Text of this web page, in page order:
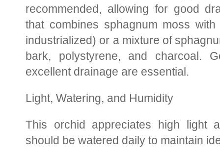
recommended, allowing for good
that combines sphagnum moss
industrialized) or a mixture of
bark, polystyrene, and charcoal.
excellent drainage are essential.
Light, Watering, and Humidity
This orchid appreciates high light
should be watered daily to maintain